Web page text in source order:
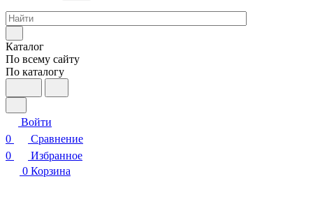
Каталог
По всему сайту
По каталогу
Войти
0
Сравнение
0
Избранное
0 Корзина